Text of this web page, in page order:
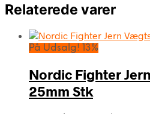
Relaterede varer
På Udsalg! 13%
Nordic Fighter
25mm Stk